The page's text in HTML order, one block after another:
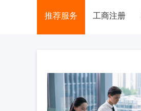
推荐服务 工商注册